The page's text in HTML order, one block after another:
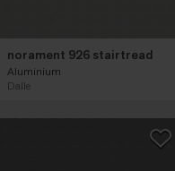
norament 926 stairtread
Aluminium
Dalle